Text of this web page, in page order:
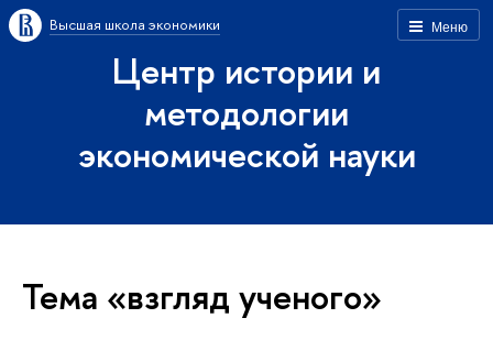
Меню
Высшая школа экономики
Центр истории и
методологии
экономической науки
Тема «взгляд ученого»